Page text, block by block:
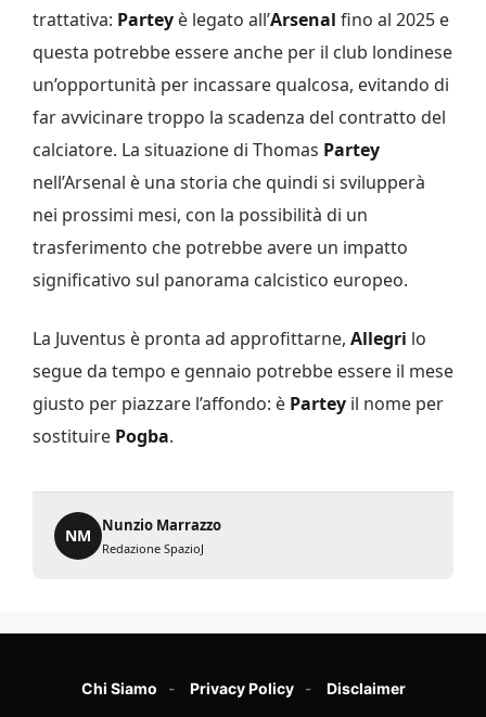
trattativa: Partey è legato all’Arsenal fino al 2025 e
questa potrebbe essere anche per il club londinese
un’opportunità per incassare qualcosa, evitando di
far avvicinare troppo la scadenza del contratto del
calciatore. La situazione di Thomas Partey
nell’Arsenal è una storia che quindi si svilupperà
nei prossimi mesi, con la possibilità di un
trasferimento che potrebbe avere un impatto
significativo sul panorama calcistico europeo.
La Juventus è pronta ad approfittarne, Allegri lo
segue da tempo e gennaio potrebbe essere il mese
giusto per piazzare l’affondo: è Partey il nome per
sostituire Pogba.
NM
Nunzio Marrazzo
Redazione SpazioJ
Chi Siamo Privacy Policy Disclaimer